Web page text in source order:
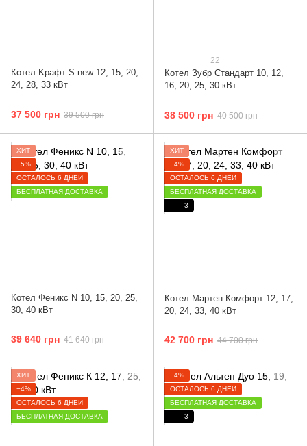
Котел Kрафт S new 12, 15, 20,
24, 28, 33 кВт
37 500 грн 39 500 грн
22
Котел Зубр Стандарт 10, 12,
16, 20, 25, 30 кВт
38 500 грн 40 500 грн
ХИТ
−5%
ОСТАЛОСЬ 6 ДНЕЙ
БЕСПЛАТНАЯ ДОСТАВКА
Котел Феникс N 10, 15, 20, 25,
30, 40 кВт
39 640 грн 41 640 грн
ХИТ
−4%
ОСТАЛОСЬ 6 ДНЕЙ
БЕСПЛАТНАЯ ДОСТАВКА
3
Котел Мартен Комфорт 12, 17,
20, 24, 33, 40 кВт
42 700 грн 44 700 грн
ХИТ
−4%
ОСТАЛОСЬ 6 ДНЕЙ
БЕСПЛАТНАЯ ДОСТАВКА
−4%
ОСТАЛОСЬ 6 ДНЕЙ
БЕСПЛАТНАЯ ДОСТАВКА
3